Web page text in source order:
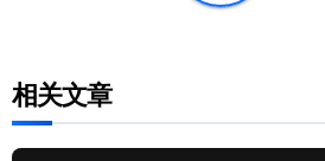
相关文章